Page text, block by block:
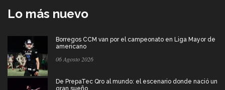
Lo más nuevo
Borregos CCM van por el campeonato en Liga Mayor de
americano
06 Agosto 2026
De PrepaTec Qro al mundo: el escenario donde nació un
gran sueño